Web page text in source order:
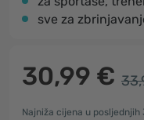
sve za
30,99 €
Najniža cijena u posljednjih